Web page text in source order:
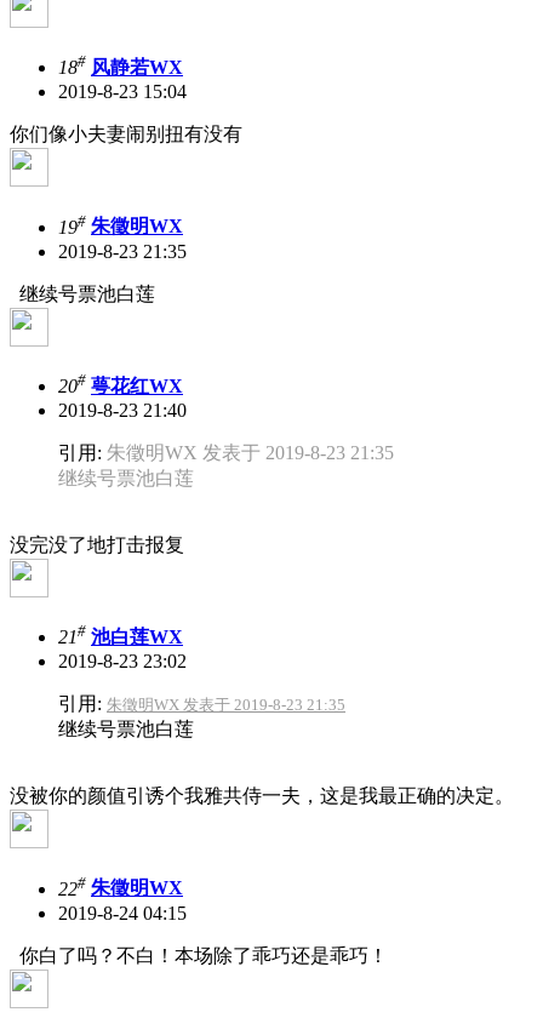
18# 风静若WX
2019-8-23 15:04
你们像小夫妻闹别扭有没有
19# 朱徵明WX
2019-8-23 21:35
继续号票池白莲
20# 萼花红WX
2019-8-23 21:40
引用: 朱徵明WX 发表于 2019-8-23 21:35
继续号票池白莲
没完没了地打击报复
21# 池白莲WX
2019-8-23 23:02
引用: 朱徵明WX 发表于 2019-8-23 21:35
继续号票池白莲
没被你的颜值引诱个我雅共侍一夫，这是我最正确的决定。
22# 朱徵明WX
2019-8-24 04:15
你白了吗？不白！本场除了乖巧还是乖巧！